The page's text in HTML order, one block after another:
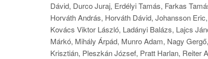
Dávid, Durco Juraj, Erdélyi Tamás, Farkas
Horváth András, Horváth Dávid, Johansson
Kovács Viktor László, Ladányi Balázs, Lajcs
Márkó, Mihály Árpád, Munro Adam, Nagy
Krisztián, Pleszkán József, Pratt Harlan, Reiter